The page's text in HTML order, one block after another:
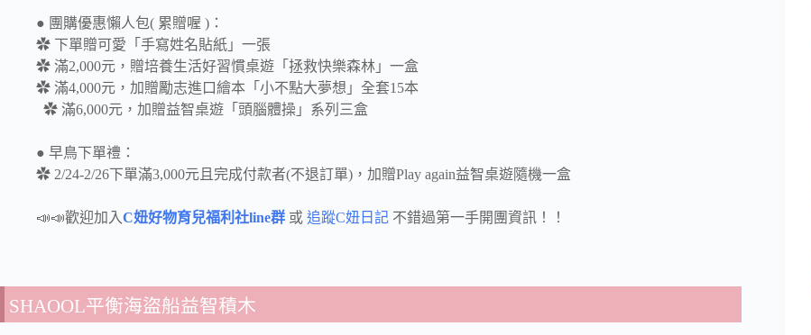
● 團購優惠懶人包( 累贈喔 )：
✿ 下單贈可愛「手寫姓名貼紙」一張
✿ 滿2,000元，贈培養生活好習慣桌遊「拯救快樂森林」一盒
✿ 滿4,000元，加贈勵志進口繪本「小不點大夢想」全套15本
✿ 滿6,000元，加贈益智桌遊「頭腦體操」系列三盒
● 早鳥下單禮：
✿ 2/24-2/26下單滿3,000元且完成付款者(不退訂單)，加贈Play again益智桌遊隨機一盒
📣📣歡迎加入C妞好物育兒福利社line群 或 追蹤C妞日記 不錯過第一手開團資訊！！
SHAOOL平衡海盜船益智積木